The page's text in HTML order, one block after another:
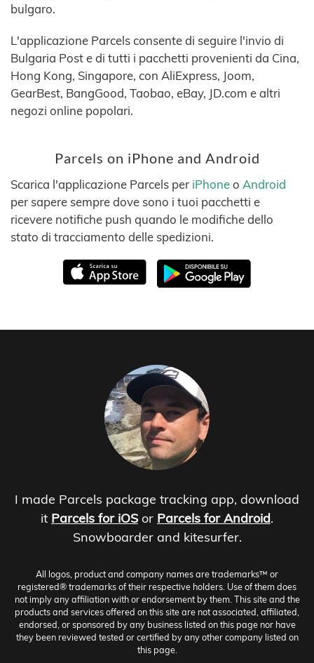
bulgaro.
L'applicazione Parcels consente di seguire l'invio di
Bulgaria Post e di tutti i pacchetti provenienti da Cina,
Hong Kong, Singapore, con AliExpress, Joom,
GearBest, BangGood, Taobao, eBay, JD.com e altri
negozi online popolari.
Parcels on iPhone and Android
Scarica l'applicazione Parcels per iPhoneo Android
per sapere sempre dove sono i tuoi pacchetti e
ricevere notifiche push quando le modifiche dello
stato di tracciamento delle spedizioni.
I made Parcels package tracking app, download
it Parcels for iOS or Parcels for Android.
Snowboarder and kitesurfer.
All logos, product and company names are trademarks™ or
registered® trademarks of their respective holders. Use of them does
not imply any affiliation with or endorsement by them. This site and the
products and services offered on this site are not associated, affiliated,
endorsed, or sponsored by any business listed on this page nor have
they been reviewed tested or certified by any other company listed on
this page.